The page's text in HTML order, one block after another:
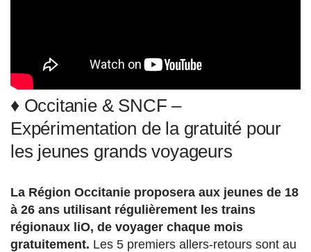
♦ Occitanie & SNCF –
Expérimentation de la gratuité pour
les jeunes grands voyageurs
La Région Occitanie proposera aux jeunes de 18
à 26 ans utilisant régulièrement les trains
régionaux liO, de voyager chaque mois
gratuitement. Les 5 premiers allers-retours sont au